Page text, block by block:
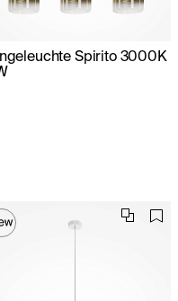
Spirito 3000K